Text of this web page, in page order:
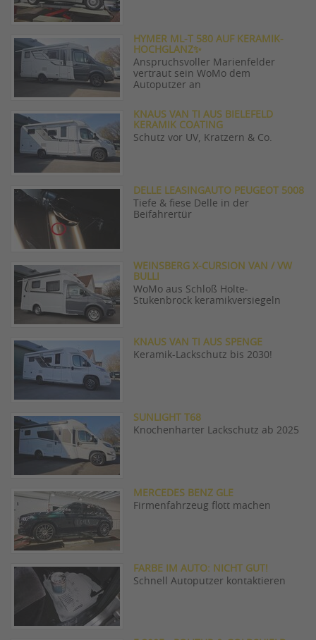
HYMER ML-T 580 AUF KERAMIK-
HOCHGLANZ✨
Anspruchsvoller Marienfelder
vertraut sein WoMo dem
Autoputzer an
KNAUS VAN TI AUS BIELEFELD
KERAMIK COATING
Schutz vor UV, Kratzern & Co.
DELLE LEASINGAUTO PEUGEOT 5008
Tiefe & fiese Delle in der
Beifahrertür
WEINSBERG X-CURSION VAN / VW
BULLI
WoMo aus Schloß Holte-
Stukenbrock keramikversiegeln
KNAUS VAN TI AUS SPENGE
Keramik-Lackschutz bis 2030!
SUNLIGHT T68
Knochenharter Lackschutz ab 2025
MERCEDES BENZ GLE
Firmenfahrzeug flott machen
FARBE IM AUTO: NICHT GUT!
Schnell Autoputzer kontaktieren